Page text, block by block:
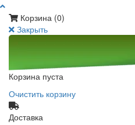
Корзина (0)
Закрыть
Корзина пуста
Очистить корзину
Доставка